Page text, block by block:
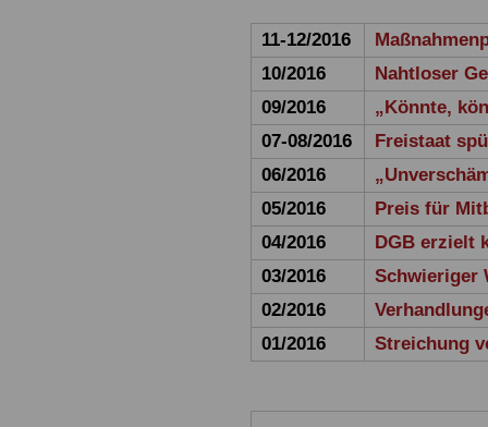
11-12/2016
10/2016
Nahtloser
09/2016
„Könnte,
07-08/2016
Freistaat
06/2016
05/2016
Preis für
04/2016
DGB erzielt
03/2016
Schwieriger
02/2016
01/2016
Streichung